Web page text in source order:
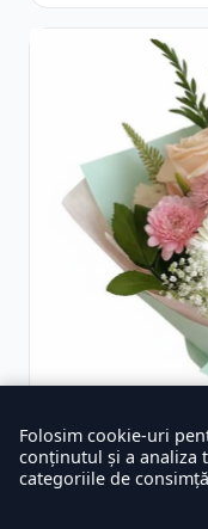
Folosim cookie-uri
conținutul și a analiza
categoriile de